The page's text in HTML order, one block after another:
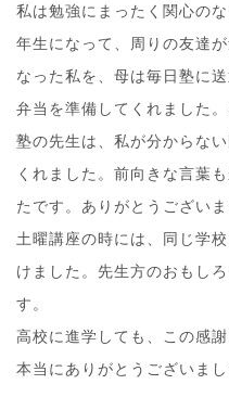
私は勉強にまったく関心の
年生になって、周りの友達
なった私を、母は毎日塾に
弁当を準備してくれました。
塾の先生は、私が分からな
くれました。前向きな言葉
たです。ありがとうございま
土曜講座の時には、同じ学
けました。先生方のおもし
す。
高校に進学しても、この感
本当にありがとうございまし